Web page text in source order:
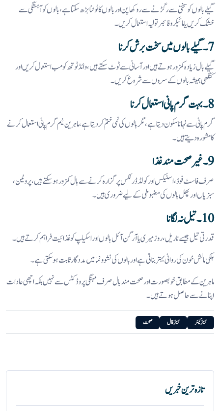
گیلے بالوں کو سختی سے رگڑنے سے روکھا پن اور بالوں کا ٹوٹنا بڑھ سکتا ہے، بالوں کو آہستگی سے
خشک کریں یا مائیکرو فائبر تولیہ استعمال کریں۔
7۔ گیلے بالوں میں سخت برش کرنا
گیلے بال زیادہ کمزور ہوتے ہیں اور آسانی سے ٹوٹ سکتے ہیں، وائڈ ٹوتھ کومب استعمال کریں اور
کنگھی ہمیشہ بالوں کے سِروں سے شروع کریں۔
8۔ بہت گرم پانی استعمال کرنا
گرم پانی سے نہانا سکون دیتا ہے، مگر بالوں کی نمی ختم کر دیتا ہے، ماہرین نیم گرم پانی استعمال کرنے
کا مشورہ دیتے ہیں۔
9۔ غیر صحت مند غذا
صرف فاسٹ فوڈ، اسنیکس اور کولڈ ڈرنکس پر گزارہ کرنے سے بال کمزور ہو سکتے ہیں، پروٹین،
سبزیاں اور پھل بالوں کی مضبوطی کے لیے ضروری ہیں۔
10۔ تیل نہ لگانا
قدرتی تیل جیسے ناریل، روزمیری یا آرگن آئل بالوں اور اسکیلپ کو غذائیت فراہم کرتے ہیں۔
ہلکی مالش خون کی روانی بہتر بناتی ہے اور بالوں کی نشو و نما میں مددگار ثابت ہو سکتی ہے۔
ماہرین کے مطابق خوبصورت اور صحت مند بال صرف مہنگی پروڈکٹس سے نہیں بلکہ اچھی عادات
اپنانے سے حاصل ہوتے ہیں۔
ہیئر کیئر ہیئر فال صحت
تازہ ترین خبریں